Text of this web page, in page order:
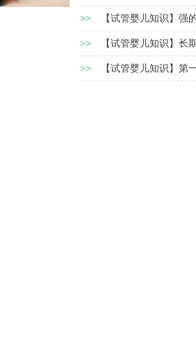
>> 【试管婴儿知识】强
>> 【试管婴儿知识】长
>> 【试管婴儿知识】第